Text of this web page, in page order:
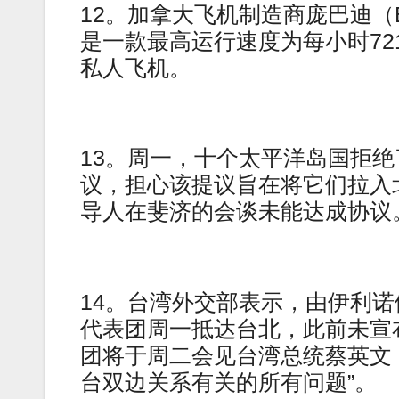
12。加拿大飞机制造商庞巴迪
是一款最高运行速度为每小时
私人飞机。
13。周一，十个太平洋岛国拒
议，担心该提议旨在将它们拉
导人在斐济的会谈未能达成协议
14。台湾外交部表示，由伊利
代表团周一抵达台北，此前未
团将于周二会见台湾总统蔡英
台双边关系有关的所有问题”。